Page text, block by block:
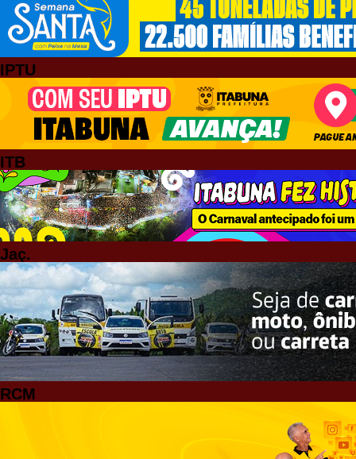
IPTU
ITB
Jaç.
RCM